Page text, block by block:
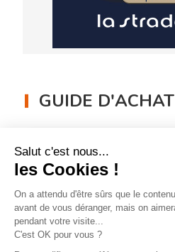
GUIDE D'ACHAT